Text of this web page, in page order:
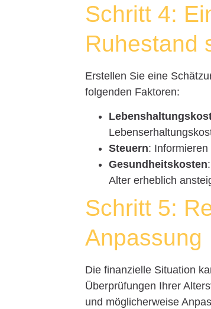
Schritt 4:
Ruhestand
Erstellen Sie eine
folgenden Faktoren:
Steuern:
Gesundheitskosten
Alter erheblich
Schritt 5:
Anpassung
Die finanzielle Situation
Überprüfungen Ihrer
und möglicherweise